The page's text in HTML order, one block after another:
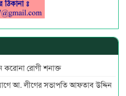
রোগী শনাক্ত
আ. লীগের সভাপ‌তি আফতাব উদ্দিন